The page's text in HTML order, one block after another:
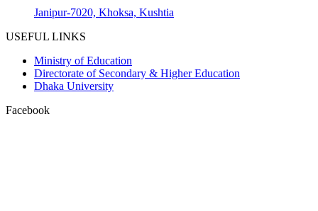
Janipur-7020, Khoksa, Kushtia
USEFUL LINKS
Ministry of Education
Directorate of Secondary & Higher Education
Dhaka University
Facebook